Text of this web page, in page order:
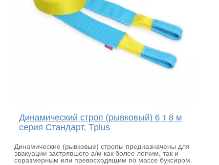
Динамический строп (рывковый) 6 т 8 м
серия Стандарт, Tplus
Динамические (рывковые) стропы предназначены для
эвакуации застрявшего а/м как более легким, так и
соразмерным или превосходящим по массе буксиром.